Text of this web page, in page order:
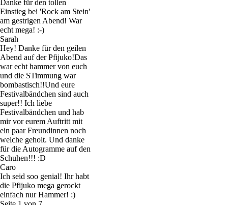
Danke für den tollen
Einstieg bei 'Rock am Stein'
am gestrigen Abend! War
echt mega! :-)
Sarah
Hey! Danke für den geilen
Abend auf der Pfijuko!Das
war echt hammer von euch
und die STimmung war
bombastisch!!Und eure
Festivalbändchen sind auch
super!! Ich liebe
Festivalbändchen und hab
mir vor eurem Auftritt mit
ein paar Freundinnen noch
welche geholt. Und danke
für die Autogramme auf den
Schuhen!!! :D
Caro
Ich seid soo genial! Ihr habt
die Pfijuko mega gerockt
einfach nur Hammer! :)